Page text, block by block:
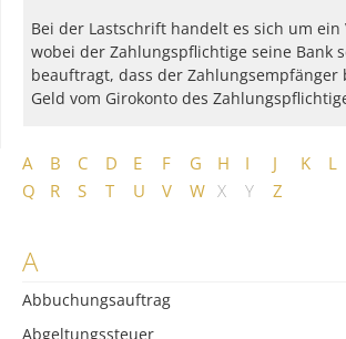
A B C D E F G H I J K L
Q
R S T U V W X Y Z
A
Abbuchungsauftrag
Abgeltungssteuer
Bei der Lastschrift handelt es sich um ein
wobei der Zahlungspflichtige seine Bank
beauftragt, dass der Zahlungsempfänger
Geld vom Girokonto des